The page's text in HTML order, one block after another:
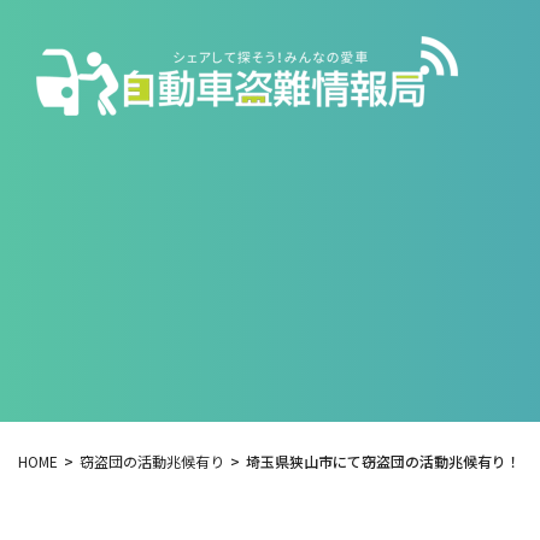
HOME 窃盗団の活動兆候有り 埼玉県狭山市にて窃盗団の活動兆候有り！